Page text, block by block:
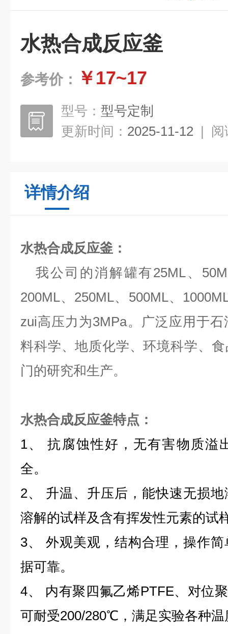
水热合成反应釜
参考价： ￥17~17
型号： 型号定制
更新时间： 2025-11-12 | 阅
详情介绍
水热合成反应釜 ：
我公司的消解罐有25ML、
200ML、250ML、500ML、
zui高压力为3MPa。广泛应用于
料科学、地质化学、环境科学、
门的研究和生产。
水热合成反应釜特点：
1、 抗腐蚀性好，无有害物质溢
全。
2、 升温、升压后，能快速无损
溶解的试样及含有挥发性元素的试
3、 外观美观，结构合理，操作
据可靠。
4、 内有聚四氟乙烯PTFE、对位
可耐受200/280℃，满足实验各种